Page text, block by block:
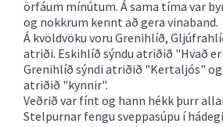
örfáum mínútum. Á sama tíma var
og nokkrum kennt að gera vinaband.
Á kvöldvöku voru Grenihlíð,
atriði. Eskihlíð sýndu atriðið "Hvað
Grenihlíð sýndi atriðið "Kertaljós"
atriðið "kynnir".
Veðrið var fínt og hann hékk þurr
Stelpurnar fengu sveppasúpu í